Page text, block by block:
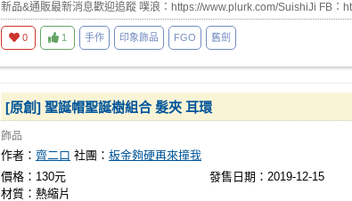
新品&通販最新消息歡迎追蹤 噗浪：https://www.plurk.com/SuishiJi FB：
0 1 手作 印象飾品 FGO 舊劍
[原創] 聖誕帽聖誕樹組合 髮夾 耳環
飾品
作者： 齊二口 社團： 板金夠硬再來撞我
價格：130元
發售日期：2019-12-15
材質：熱縮片